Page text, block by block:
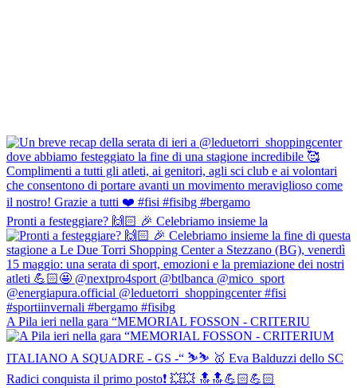
Pronti a festeggiare? 🙌🏻 🎉 Celebriamo insieme la
A Pila ieri nella gara “MEMORIAL FOSSON - CRITERIU